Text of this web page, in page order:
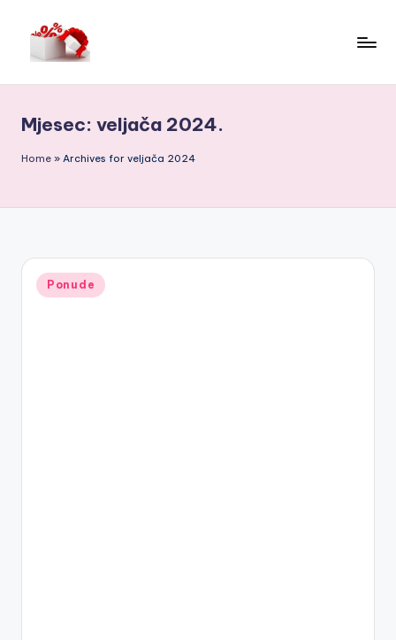
ll
o
p
Mjesec: veljača 2024.
Home » Archives for veljača 2024
Posted
in
Ponude